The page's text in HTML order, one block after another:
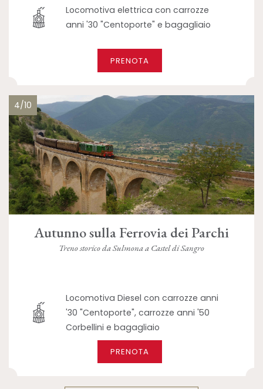
Locomotiva elettrica con carrozze
anni '30 "Centoporte" e bagagliaio
PRENOTA
4/10
Autunno sulla Ferrovia dei Parchi
Treno storico da Sulmona a Castel di Sangro
Locomotiva Diesel con carrozze anni
'30 "Centoporte", carrozze anni '50
Corbellini e bagagliaio
PRENOTA